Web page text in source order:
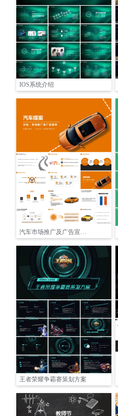
IOS系统介绍
汽车市场推广及广告宣传提案|广告策划PPT
王者荣耀争霸赛策划方案